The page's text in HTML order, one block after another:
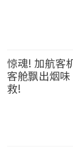
惊魂! 加航客
客舱飘出烟
救!